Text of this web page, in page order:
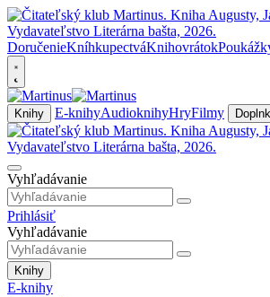
DoručenieKníhkupectváKnihovrátok
Knihy E-knihyAudioknihyHryFilmy
Vyhľadávanie
Prihlásiť
Vyhľadávanie
Knihy
E-knihy